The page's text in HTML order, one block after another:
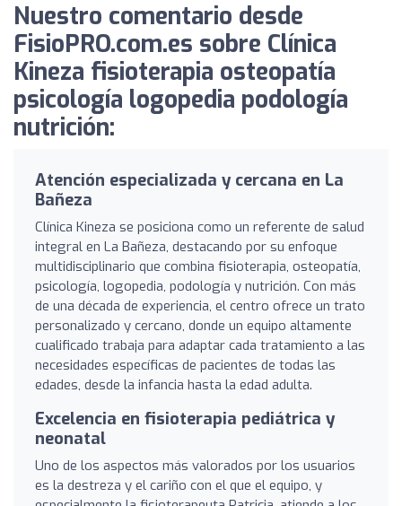
Nuestro comentario desde
FisioPRO.com.es sobre Clínica
Kineza fisioterapia osteopatía
psicología logopedia podología
nutrición:
Atención especializada y cercana en La
Bañeza
Clínica Kineza se posiciona como un referente de salud
integral en La Bañeza, destacando por su enfoque
multidisciplinario que combina fisioterapia, osteopatía,
psicología, logopedia, podología y nutrición. Con más
de una década de experiencia, el centro ofrece un trato
personalizado y cercano, donde un equipo altamente
cualificado trabaja para adaptar cada tratamiento a las
necesidades específicas de pacientes de todas las
edades, desde la infancia hasta la edad adulta.
Excelencia en fisioterapia pediátrica y
neonatal
Uno de los aspectos más valorados por los usuarios
es la destreza y el cariño con el que el equipo, y